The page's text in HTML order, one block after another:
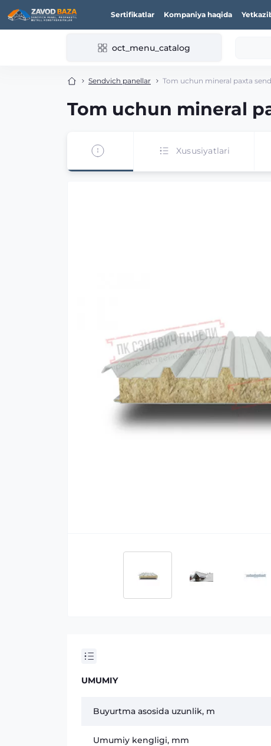
Sertifikatlar Kompaniya haqida
oct_menu_catalog
Sendvich panellar Tom uchun mineral paxta
Tom uchun mineral
Xususiyatlari
UMUMIY
Buyurtma asosida uzunlik, m
Umumiy kengligi, mm